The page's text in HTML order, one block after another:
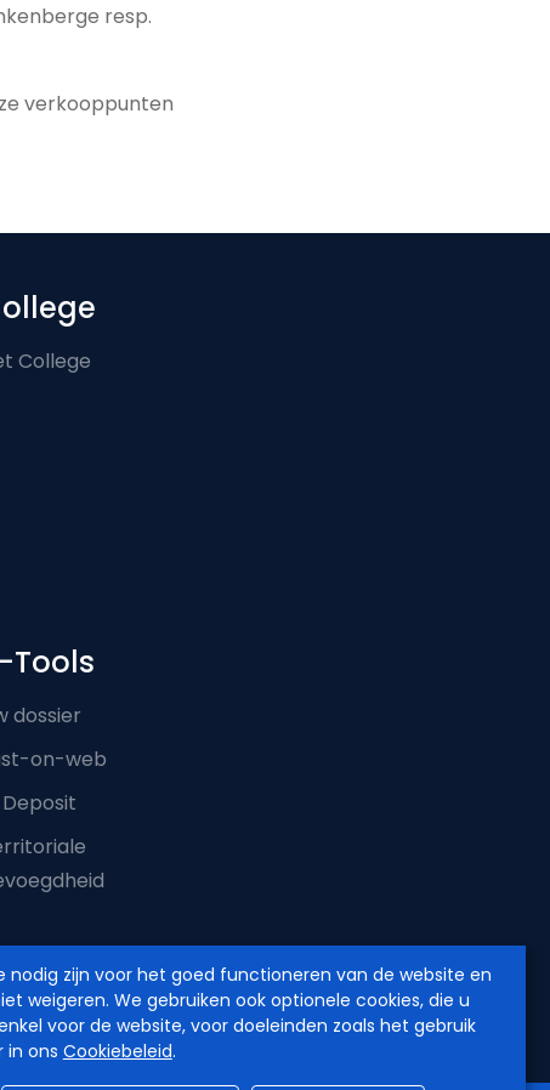
nodig zijn voor het goed functioneren van de website en
weigeren. We gebruiken ook optionele cookies, die u
voor de website, voor doeleinden zoals het gebruik
in ons Cookiebeleid.
resp.
verkooppunten
College
Tools
dossier
on-web